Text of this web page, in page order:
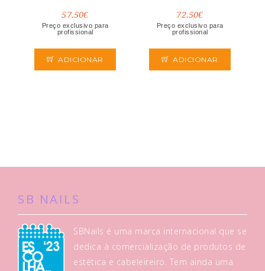
57.50€
Preço exclusivo para
profissional
ADICIONAR
72.50€
Preço exclusivo para
profissional
ADICIONAR
SB NAILS
SBNails é uma marca internacional que se
dedica à comercialização de produtos de
estética e cabeleireiro. Tem ainda uma